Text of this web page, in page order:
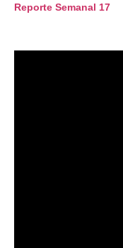
Reporte Semanal 17